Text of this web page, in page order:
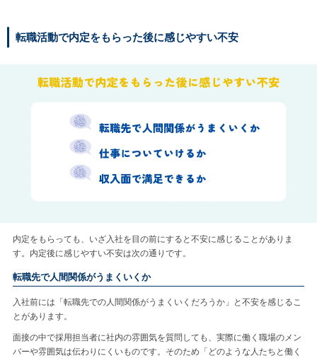
転職活動で内定をもらった後に感じやすい不安
内定をもらっても、いざ入社を目の前にすると不安に感じることがありま
す。内定後に感じやすい不安は次の通りです。
転職先で人間関係がうまくいくか
入社前には「転職先での人間関係がうまくいくだろうか」と不安を感じるこ
とがあります。
面接の中で採用担当者に社内の雰囲気を質問しても、実際に働く職場のメン
バーや雰囲気は伝わりにくいものです。そのため「どのような人たちと働く